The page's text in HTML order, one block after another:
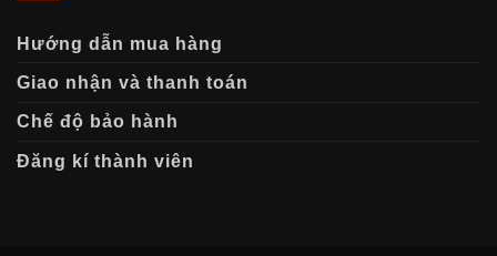
Hướng dẫn mua hàng
Giao nhận và thanh toán
Chế độ bảo hành
Đăng kí thành viên